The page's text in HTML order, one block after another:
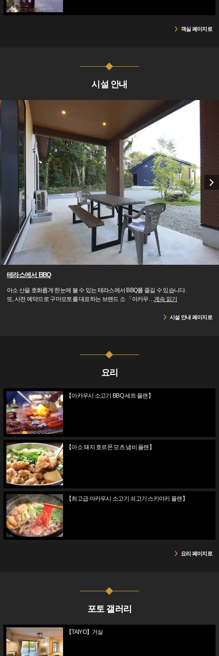
객실 페이지로
시설 안내
테라스에서 BBQ
아소 산을 호화롭게 한눈에 볼 수 있는 테라스에서 BBQ를 즐길 수 있습니다.
또, 사전 예약으로 구마모토를 대표하는 브랜드 소 「아카우…계속 읽기
시설 안내 페이지로
요리
【아카우시 소고기 BBQ 세트 플랜】
【아소 돼지 호르몬 모츠 냄비 플랜】
【최고급 아카우시 소고기 쇠고기 스키야키 플랜】
요리 페이지로
포토 갤러리
【TAIYO】거실